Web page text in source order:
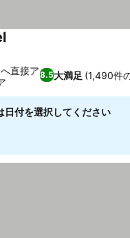
8.5大満足 (1,490件
直接ア
日付を選択してください